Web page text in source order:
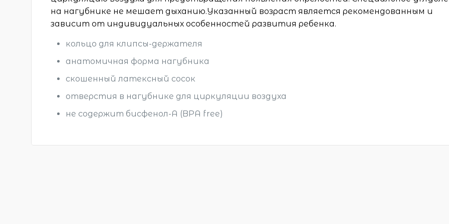
на нагубнике не мешает дыханию.Указанный возраст является рекомендованным и
зависит от индивидуальных особенностей развития ребенка.
кольцо для клипсы-держателя
анатомичная форма нагубника
скошенный латексный сосок
отверстия в нагубнике для циркуляции воздуха
не содержит бисфенол-А (BPA free)